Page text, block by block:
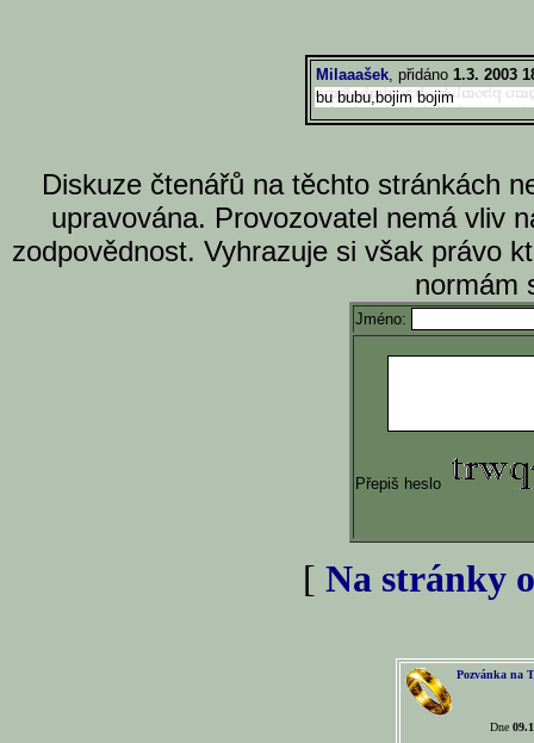
Milaaašek, přidáno 1.3. 2003
bu bubu,bojim bojim
Diskuze čtenářů na těchto stránkách
upravována. Provozovatel nemá vliv
zodpovědnost. Vyhrazuje si však právo
normám
Jméno:
Přepiš heslo
[ Na stránky
Pozvánka na
Dne